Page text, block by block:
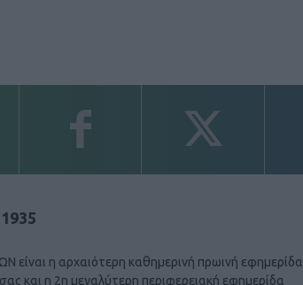
είναι η αρχαιότερη καθημερινή πρωινή εφημερίδα
και η 2η μεγαλύτερη περιφερειακή εφημερίδα